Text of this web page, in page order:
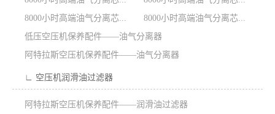
8000小时高端油气分离芯...
8000小时高端油气分离芯...
低压空压机保养配件——油气分离器
阿特拉斯空压机保养配件——油气分离器
∟ 空压机润滑油过滤器
阿特拉斯空压机保养配件——润滑油过滤器